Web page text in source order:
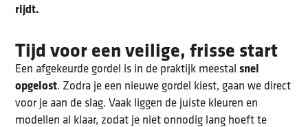
rijdt.
Tijd voor een veilige, frisse start
Een afgekeurde gordel is in de praktijk meestal snel
opgelost. Zodra je een nieuwe gordel kiest, gaan we direct
voor je aan de slag. Vaak liggen de juiste kleuren en
modellen al klaar, zodat je niet onnodig lang hoeft te